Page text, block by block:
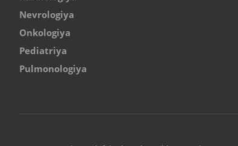
Nevrologiya
Onkologiya
Pediatriya
Pulmonologiya